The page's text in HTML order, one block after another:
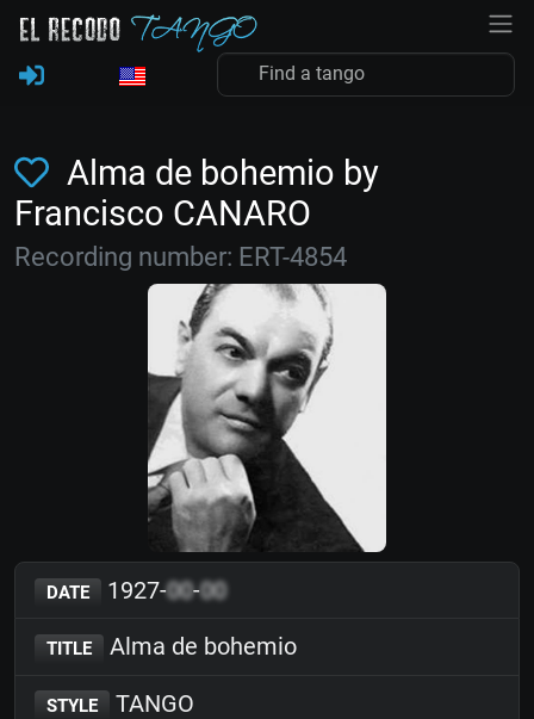
Alma de bohemio by
Francisco CANARO
Recording number: ERT-4854
DATE 1927-00-00
TITLE Alma de bohemio
STYLE TANGO